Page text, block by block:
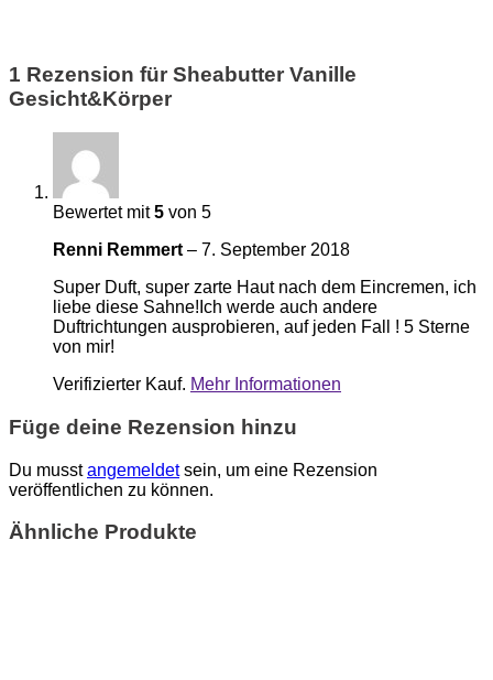
1 Rezension für Sheabutter Vanille
Gesicht&Körper
Bewertet mit5 von 5
Renni Remmert – 7. September 2018
Super Duft, super zarte Haut nach dem Eincremen, ich
liebe diese Sahne!Ich werde auch andere
Duftrichtungen ausprobieren, auf jeden Fall ! 5 Sterne
von mir!
Verifizierter Kauf. Mehr Informationen
Füge deine Rezension hinzu
Du musstangemeldetsein, um eine Rezension
veröffentlichen zu können.
Ähnliche Produkte